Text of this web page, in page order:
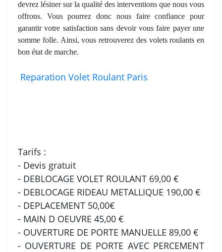
devrez lésiner sur la qualité des interventions que nous vous
offrons. Vous pourrez donc nous faire confiance pour
garantir votre satisfaction sans devoir vous faire payer une
somme folle. Ainsi, vous retrouverez des volets roulants en
bon état de marche.
Reparation Volet Roulant Paris
Tarifs :
- Devis gratuit
- DEBLOCAGE VOLET ROULANT 69,00 €
- DEBLOCAGE RIDEAU METALLIQUE 190,00 €
- DEPLACEMENT 50,00€
- MAIN D OEUVRE 45,00 €
- OUVERTURE DE PORTE MANUELLE 89,00 €
- OUVERTURE DE PORTE AVEC PERCEMENT